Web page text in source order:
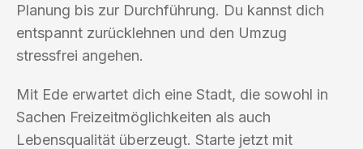
Planung bis zur Durchführung. Du kannst dich
entspannt zurücklehnen und den Umzug
stressfrei angehen.
Mit Ede erwartet dich eine Stadt, die sowohl in
Sachen Freizeitmöglichkeiten als auch
Lebensqualität überzeugt. Starte jetzt mit